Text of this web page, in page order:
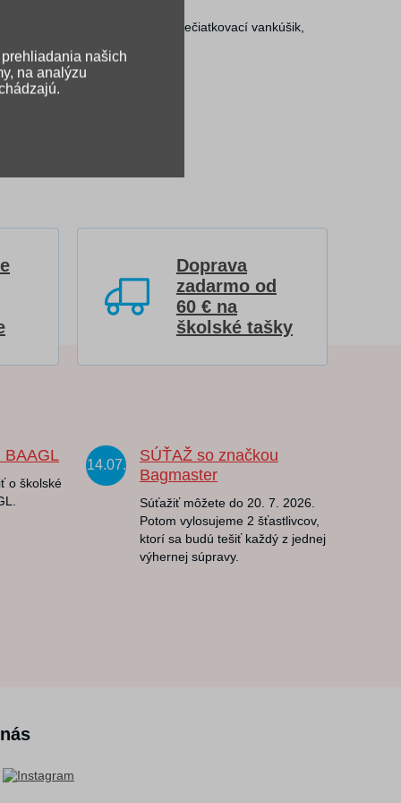
trblietavé lepidlo, pečiatka, pečiatkovací vankúšik,
Doprava
zadarmo od
60 € na
školské tašky
BAAGL
o školské
14.07.
SÚŤAŽ so značkou
Bagmaster
Súťažiť môžete do 20. 7. 2026.
Potom vylosujeme 2 šťastlivcov,
ktorí sa budú tešiť každý z jednej
výhernej súpravy.
našich
na analýzu